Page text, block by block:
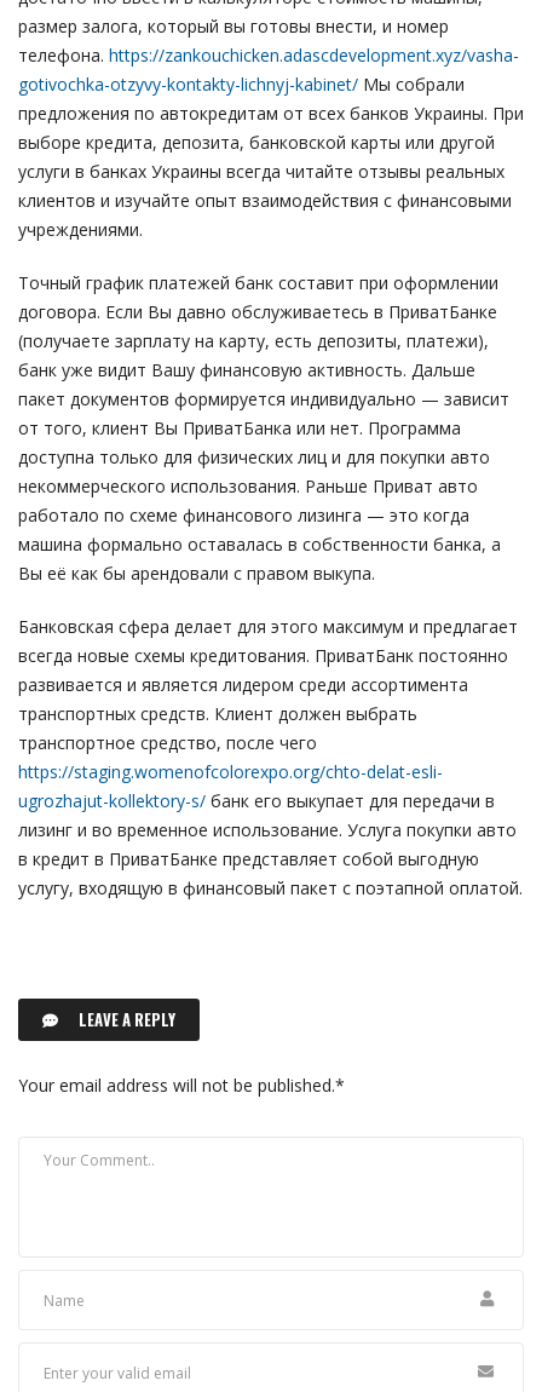
размер залога, который вы готовы внести, и номер
телефона. https://zankouchicken.adascdevelopment.xyz/vasha-
gotivochka-otzyvy-kontakty-lichnyj-kabinet/ Мы собрали
предложения по автокредитам от всех банков Украины. При
выборе кредита, депозита, банковской карты или другой
услуги в банках Украины всегда читайте отзывы реальных
клиентов и изучайте опыт взаимодействия с финансовыми
учреждениями.
Точный график платежей банк составит при оформлении
договора. Если Вы давно обслуживаетесь в ПриватБанке
(получаете зарплату на карту, есть депозиты, платежи),
банк уже видит Вашу финансовую активность. Дальше
пакет документов формируется индивидуально — зависит
от того, клиент Вы ПриватБанка или нет. Программа
доступна только для физических лиц и для покупки авто
некоммерческого использования. Раньше Приват авто
работало по схеме финансового лизинга — это когда
машина формально оставалась в собственности банка, а
Вы её как бы арендовали с правом выкупа.
Банковская сфера делает для этого максимум и предлагает
всегда новые схемы кредитования. ПриватБанк постоянно
развивается и является лидером среди ассортимента
транспортных средств. Клиент должен выбрать
транспортное средство, после чего
https://staging.womenofcolorexpo.org/chto-delat-esli-
ugrozhajut-kollektory-s/ банк его выкупает для передачи в
лизинг и во временное использование. Услуга покупки авто
в кредит в ПриватБанке представляет собой выгодную
услугу, входящую в финансовый пакет с поэтапной оплатой.
LEAVE A REPLY
Your email address will not be published.*